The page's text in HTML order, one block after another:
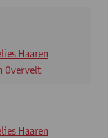
Haaren
Overvelt
Haaren